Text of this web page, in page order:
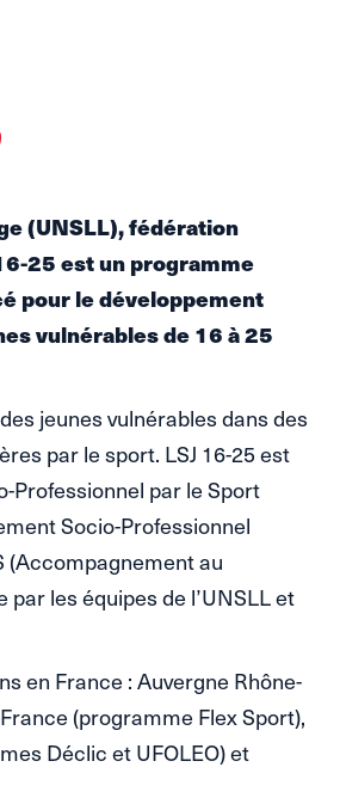
(UNSLL), fédération
25 est un programme
pour le développement
vulnérables de 16 à 25
jeunes vulnérables dans des
par le sport. LSJ 16-25 est
Professionnel par le Sport
Socio-Professionnel
(Accompagnement au
les équipes de l’UNSLL et
en France : Auvergne Rhône-
(programme Flex Sport),
Déclic et UFOLEO) et